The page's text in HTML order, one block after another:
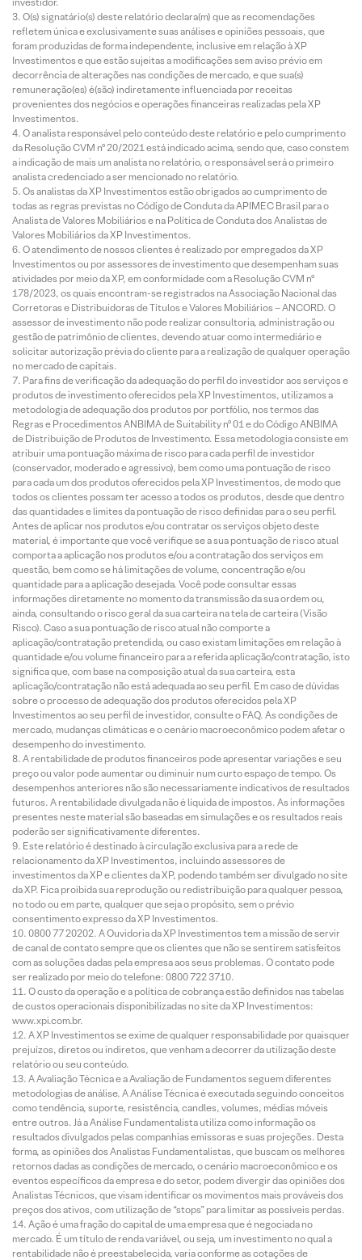
O(s) signatário(s) deste relatório declara(m) que as recomendações
refletem única e exclusivamente suas análises e opiniões pessoais, que
foram produzidas de forma independente, inclusive em relação à XP
Investimentos e que estão sujeitas a modificações sem aviso prévio em
decorrência de alterações nas condições de mercado, e que sua(s)
remuneração(es) é(são) indiretamente influenciada por receitas
provenientes dos negócios e operações financeiras realizadas pela XP
Investimentos.
O analista responsável pelo conteúdo deste relatório e pelo cumprimento
da Resolução CVM nº 20/2021 está indicado acima, sendo que, caso constem
a indicação de mais um analista no relatório, o responsável será o primeiro
analista credenciado a ser mencionado no relatório.
Os analistas da XP Investimentos estão obrigados ao cumprimento de
todas as regras previstas no Código de Conduta da APIMEC Brasil para o
Analista de Valores Mobiliários e na Política de Conduta dos Analistas de
Valores Mobiliários da XP Investimentos.
O atendimento de nossos clientes é realizado por empregados da XP
Investimentos ou por assessores de investimento que desempenham suas
atividades por meio da XP, em conformidade com a Resolução CVM nº
178/2023, os quais encontram-se registrados na Associação Nacional das
Corretoras e Distribuidoras de Títulos e Valores Mobiliários – ANCORD. O
assessor de investimento não pode realizar consultoria, administração ou
gestão de patrimônio de clientes, devendo atuar como intermediário e
solicitar autorização prévia do cliente para a realização de qualquer operação
no mercado de capitais.
Para fins de verificação da adequação do perfil do investidor aos serviços e
produtos de investimento oferecidos pela XP Investimentos, utilizamos a
metodologia de adequação dos produtos por portfólio, nos termos das
Regras e Procedimentos ANBIMA de Suitability nº 01 e do Código ANBIMA
de Distribuição de Produtos de Investimento. Essa metodologia consiste em
atribuir uma pontuação máxima de risco para cada perfil de investidor
(conservador, moderado e agressivo), bem como uma pontuação de risco
para cada um dos produtos oferecidos pela XP Investimentos, de modo que
todos os clientes possam ter acesso a todos os produtos, desde que dentro
das quantidades e limites da pontuação de risco definidas para o seu perfil.
Antes de aplicar nos produtos e/ou contratar os serviços objeto deste
material, é importante que você verifique se a sua pontuação de risco atual
comporta a aplicação nos produtos e/ou a contratação dos serviços em
questão, bem como se há limitações de volume, concentração e/ou
quantidade para a aplicação desejada. Você pode consultar essas
informações diretamente no momento da transmissão da sua ordem ou,
ainda, consultando o risco geral da sua carteira na tela de carteira (Visão
Risco). Caso a sua pontuação de risco atual não comporte a
aplicação/contratação pretendida, ou caso existam limitações em relação à
quantidade e/ou volume financeiro para a referida aplicação/contratação, isto
significa que, com base na composição atual da sua carteira, esta
aplicação/contratação não está adequada ao seu perfil. Em caso de dúvidas
sobre o processo de adequação dos produtos oferecidos pela XP
Investimentos ao seu perfil de investidor, consulte o FAQ. As condições de
mercado, mudanças climáticas e o cenário macroeconômico podem afetar o
desempenho do investimento.
A rentabilidade de produtos financeiros pode apresentar variações e seu
preço ou valor pode aumentar ou diminuir num curto espaço de tempo. Os
desempenhos anteriores não são necessariamente indicativos de resultados
futuros. A rentabilidade divulgada não é líquida de impostos. As informações
presentes neste material são baseadas em simulações e os resultados reais
poderão ser significativamente diferentes.
Este relatório é destinado à circulação exclusiva para a rede de
relacionamento da XP Investimentos, incluindo assessores de
investimentos da XP e clientes da XP, podendo também ser divulgado no site
da XP. Fica proibida sua reprodução ou redistribuição para qualquer pessoa,
no todo ou em parte, qualquer que seja o propósito, sem o prévio
consentimento expresso da XP Investimentos.
0800 77 20202. A Ouvidoria da XP Investimentos tem a missão de servir
de canal de contato sempre que os clientes que não se sentirem satisfeitos
com as soluções dadas pela empresa aos seus problemas. O contato pode
ser realizado por meio do telefone: 0800 722 3710.
O custo da operação e a política de cobrança estão definidos nas tabelas
de custos operacionais disponibilizadas no site da XP Investimentos:
www.xpi.com.br.
A XP Investimentos se exime de qualquer responsabilidade por quaisquer
prejuízos, diretos ou indiretos, que venham a decorrer da utilização deste
relatório ou seu conteúdo.
A Avaliação Técnica e a Avaliação de Fundamentos seguem diferentes
metodologias de análise. A Análise Técnica é executada seguindo conceitos
como tendência, suporte, resistência, candles, volumes, médias móveis
entre outros. Já a Análise Fundamentalista utiliza como informação os
resultados divulgados pelas companhias emissoras e suas projeções. Desta
forma, as opiniões dos Analistas Fundamentalistas, que buscam os melhores
retornos dadas as condições de mercado, o cenário macroeconômico e os
eventos específicos da empresa e do setor, podem divergir das opiniões dos
Analistas Técnicos, que visam identificar os movimentos mais prováveis dos
preços dos ativos, com utilização de “stops” para limitar as possíveis perdas.
Ação é uma fração do capital de uma empresa que é negociada no
mercado. É um título de renda variável, ou seja, um investimento no qual a
rentabilidade não é preestabelecida, varia conforme as cotações de